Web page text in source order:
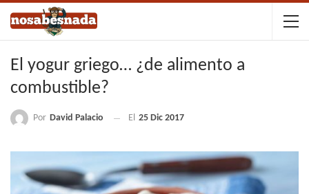
El yogur griego… ¿de alimento a
combustible?
Por David Palacio El 25 Dic 2017